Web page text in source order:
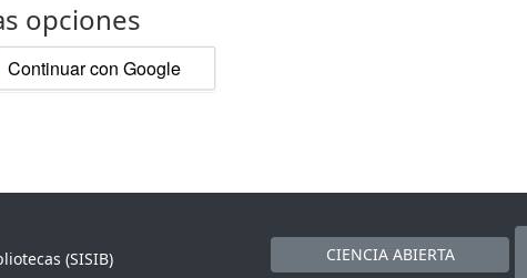
opciones
Continuar con Google
(SISIB)
CIENCIA ABIERTA